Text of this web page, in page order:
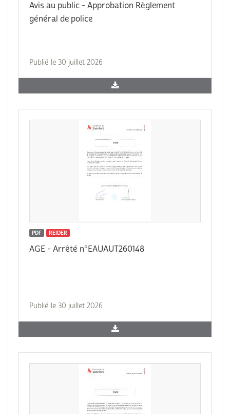
Avis au public - Approbation Règlement
général de police
Publié le 30 juillet 2026
PDF REIDER
AGE - Arrêté n°EAUAUT260148
Publié le 30 juillet 2026